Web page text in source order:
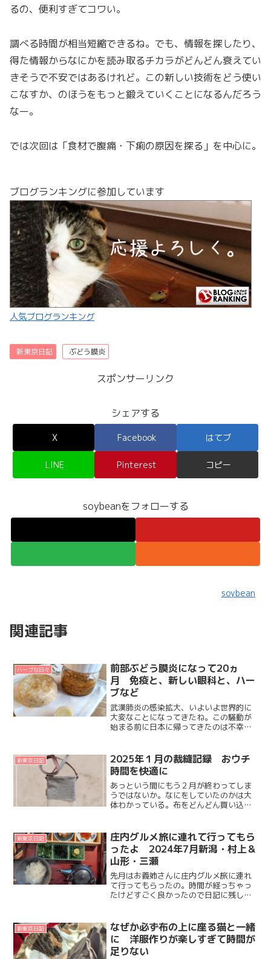
るの、便利すぎてコワい。
調べる時間が相当短縮できるね。でも、情報を探したり、
得た情報からなにかを読み取るチカラがどんどん衰えてい
きそうで不安ではあるけれど。この新しい技術をどう使い
こなすか、のほうをもっと鍛えていくことになるんだろう
なー。
では次回は「食材で腹痛・下痢の原因を探る」を中心に。
ブログランキングに参加しています
人気ブログランキング
新東京日記 ぶどう膜炎
スポンサーリンク
シェアする
X Facebook はてブ
LINE Pinterest コピー
soybeanをフォローする
soybean
関連記事
ハーブな日々
前部ぶどう膜炎になって20ヵ
月 免疫と、新しい眼科と、ハー
ブなど
武漢肺炎の感染拡大、いよいよ世界的に
大変なことになってきたね。この騒動が
始まる前に日本に帰ってきたのは不幸中
ーと思い始めている。猫同伴なので移動
には時間がかかるし。オラ...
新東京日記
2025年１月の裁縫記録 おウチ
時間を快適に
あっという間にもう２月が終わってしま
うではないか。なにをしていたのかは大
体わかっている。布をどんどん買い込ん
ずオットが高熱を出しダウン、その２日
後ぐらいにだいずも急にク...
新東京日記
庄内グルメ旅に連れて行ってもら
ったよ 2024年7月新潟・村上＆
山形・三瀬
先月はお義姉さんに庄内グルメ旅に連れ
て行ってもらったの。時間が経っちゃっ
たけどすごく良かったので日記に残して
さんにはお留守番してもらうので1泊2日
のさっくりとした旅行...
新東京日記
なぜか必ず布の上に座る猫と一緒
に 洋服作りが楽しすぎて時間が
足りない